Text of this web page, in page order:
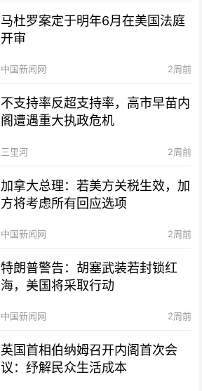
马杜罗案定于明年6月在美国法庭
开审
中国新闻网 2周前
不支持率反超支持率，高市早苗内
阁遭遇重大执政危机
三里河 2周前
加拿大总理：若美方关税生效，加
方将考虑所有回应选项
中国新闻网 2周前
特朗普警告：胡塞武装若封锁红
海，美国将采取行动
中国新闻网 2周前
英国首相伯纳姆召开内阁首次会
议：纾解民众生活成本